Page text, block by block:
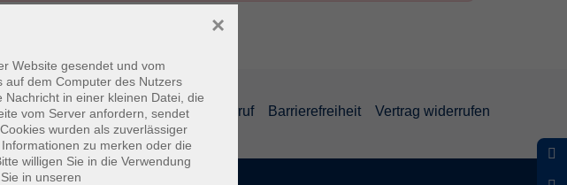
AGB und Widerruf Barrierefreiheit Vertrag widerrufen
Website gesendet und vom
auf dem Computer des Nutzers
in einer kleinen Datei, die
vom Server anfordern, sendet
wurden als zuverlässiger
zu merken oder die
willigen Sie in die Verwendung
in unseren
×